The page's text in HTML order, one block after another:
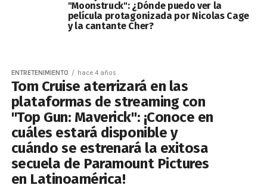
"Moonstruck": ¿Dónde puedo ver la
película protagonizada por Nicolas Cage
y la cantante Cher?
ENTRETENIMIENTO hace 4 años
Tom Cruise aterrizará en las
plataformas de streaming con
"Top Gun: Maverick": ¡Conoce en
cuáles estará disponible y
cuándo se estrenará la exitosa
secuela de Paramount Pictures
en Latinoamérica!